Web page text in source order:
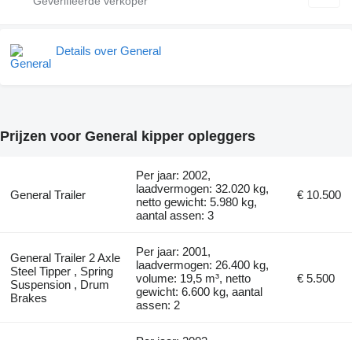
Details over General
Prijzen voor General kipper opleggers
General Trailer
Per jaar: 2002,
laadvermogen: 32.020 kg,
netto gewicht: 5.980 kg,
aantal assen: 3
€ 10.500
General Trailer 2 Axle
Steel Tipper , Spring
Suspension , Drum
Brakes
Per jaar: 2001,
laadvermogen: 26.400 kg,
volume: 19,5 m³, netto
gewicht: 6.600 kg, aantal
assen: 2
€ 5.500